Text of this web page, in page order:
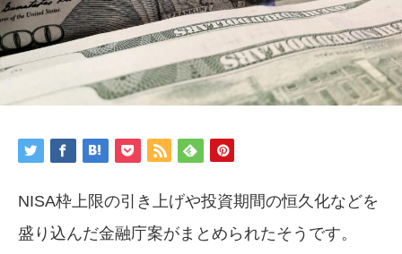
NISA枠上限の引き上げや投資期間の恒久化などを
盛り込んだ金融庁案がまとめられたそうです。